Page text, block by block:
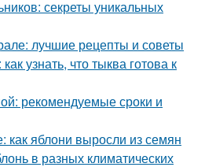
секреты уникальных
лучшие рецепты и советы
узнать, что тыква готова к
рекомендуемые сроки и
как яблони выросли из семян
в разных климатических